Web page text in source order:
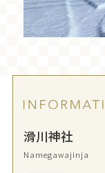
滑川神社
Namegawajinja